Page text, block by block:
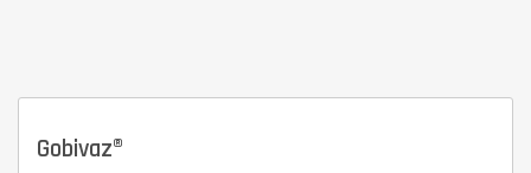
Gobivaz®